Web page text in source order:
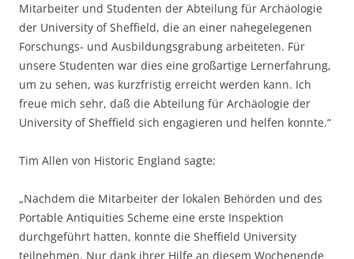
Mitarbeiter und Studenten der Abteilung für Archäologie
der University of Sheffield, die an einer nahegelegenen
Forschungs- und Ausbildungsgrabung arbeiteten. Für
unsere Studenten war dies eine großartige Lernerfahrung,
um zu sehen, was kurzfristig erreicht werden kann. Ich
freue mich sehr, daß die Abteilung für Archäologie der
University of Sheffield sich engagieren und helfen konnte.“
Tim Allen von Historic England sagte:
„Nachdem die Mitarbeiter der lokalen Behörden und des
Portable Antiquities Scheme eine erste Inspektion
durchgeführt hatten, konnte die Sheffield University
teilnehmen. Nur dank ihrer Hilfe an diesem Wochenende